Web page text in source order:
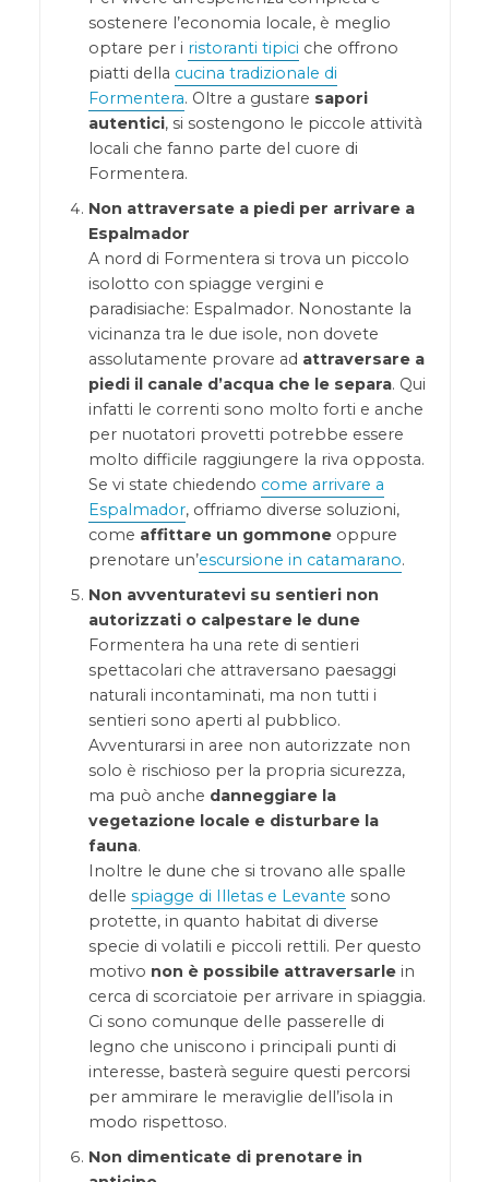
sostenere l’economia locale, è meglio
optare per i ristoranti tipici che offrono
piatti della cucina tradizionale di
Formentera. Oltre a gustare sapori
autentici, si sostengono le piccole attività
locali che fanno parte del cuore di
Formentera.
Non attraversate a piedi per arrivare a
Espalmador
A nord di Formentera si trova un piccolo
isolotto con spiagge vergini e
paradisiache: Espalmador. Nonostante la
vicinanza tra le due isole, non dovete
assolutamente provare ad attraversare a
piedi il canale d’acqua che le separa. Qui
infatti le correnti sono molto forti e anche
per nuotatori provetti potrebbe essere
molto difficile raggiungere la riva opposta.
Se vi state chiedendo come arrivare a
Espalmador, offriamo diverse soluzioni,
come affittare un gommoneoppure
prenotare un’escursione in catamarano.
Non avventuratevi su sentieri non
autorizzati o calpestare le dune
Formentera ha una rete di sentieri
spettacolari che attraversano paesaggi
naturali incontaminati, ma non tutti i
sentieri sono aperti al pubblico.
Avventurarsi in aree non autorizzate non
solo è rischioso per la propria sicurezza,
ma può anche danneggiare la
vegetazione locale e disturbare la
fauna.
Inoltre le dune che si trovano alle spalle
delle spiagge di Illetas e Levante sono
protette, in quanto habitat di diverse
specie di volatili e piccoli rettili. Per questo
motivo non è possibile attraversarlein
cerca di scorciatoie per arrivare in spiaggia.
Ci sono comunque delle passerelle di
legno che uniscono i principali punti di
interesse, basterà seguire questi percorsi
per ammirare le meraviglie dell’isola in
modo rispettoso.
Non dimenticate di prenotare in